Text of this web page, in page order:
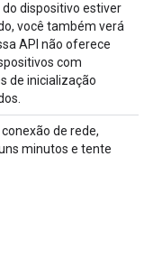
dispositivo estiver
você também verá
API não oferece
com
de inicialização
de rede,
minutos e tente